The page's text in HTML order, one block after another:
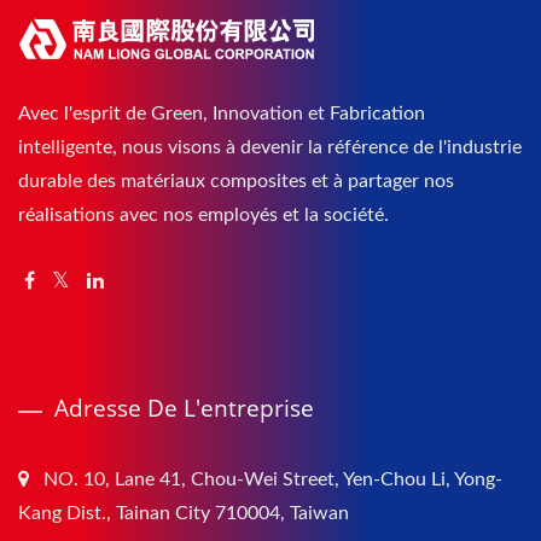
Avec l'esprit de Green, Innovation et Fabrication
intelligente, nous visons à devenir la référence de l'industrie
durable des matériaux composites et à partager nos
réalisations avec nos employés et la société.
Adresse De L'entreprise
NO. 10, Lane 41, Chou-Wei Street, Yen-Chou Li, Yong-
Kang Dist., Tainan City 710004, Taiwan